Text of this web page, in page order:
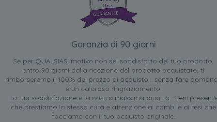
Garanzia di 90 giorni
Se per QUALSIASI motivo non sei soddisfatto del tuo prodotto,
entro 90 giorni dalla ricezione del prodotto acquistato, ti
rimborseremo il 100% del prezzo di acquisto... senza fare
e un caloroso ringraziamento.
La tua soddisfazione è la nostra massima priorità. Tieni
che prestiamo la stessa cura e attenzione ai cambi e ai resi che
facciamo con il tuo acquisto originale.